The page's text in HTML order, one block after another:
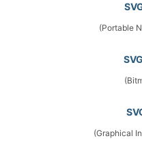
(Portable
(Graphical